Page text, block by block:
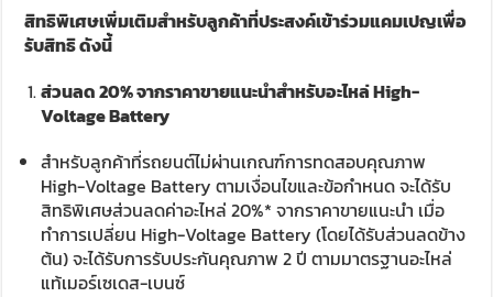
สิทธิพิเศษเพิ่มเติมสำหรับลูกค้าที่ประสงค์เข้าร่วมแคมเปญเพื่อ
รับสิทธิ ดังนี้
ส่วนลด20%จากราคาขายแนะนำสำหรับอะไหล่High-
Voltage Battery
สำหรับลูกค้าที่รถยนต์ไม่ผ่านเกณฑ์การทดสอบคุณภาพ
High-Voltage Battery ตามเงื่อนไขและข้อกำหนด จะได้รับ
สิทธิพิเศษส่วนลดค่าอะไหล่ 20%* จากราคาขายแนะนำ เมื่อ
ทำการเปลี่ยน High-Voltage Battery (โดยได้รับส่วนลดข้าง
ต้น) จะได้รับการรับประกันคุณภาพ 2 ปี ตามมาตรฐานอะไหล่
แท้เมอร์เซเดส-เบนซ์